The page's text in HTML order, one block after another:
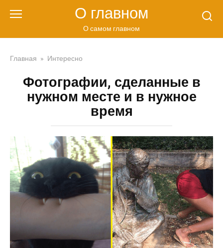
О главном
О самом главном
Главная » Интересно
Фотографии, сделанные в
нужном месте и в нужное
время